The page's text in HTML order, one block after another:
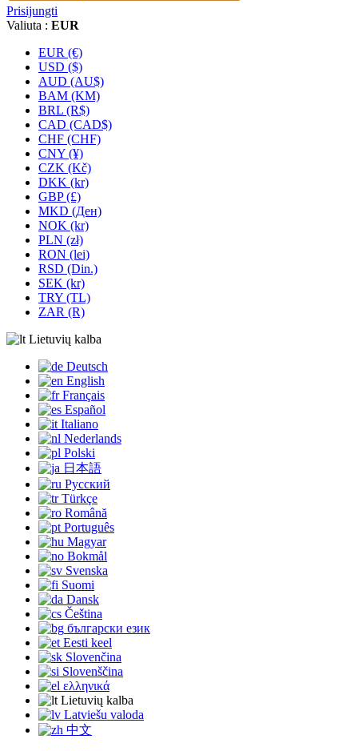
Prisijungti
Valiuta : EUR
EUR (€)
USD ($)
AUD (AU$)
BAM (KM)
BRL (R$)
CAD (CAD$)
CHF (CHF)
CNY (¥)
CZK (Kč)
DKK (kr)
GBP (£)
MKD (Ден)
NOK (kr)
PLN (zł)
RON (lei)
RSD (Din.)
SEK (kr)
TRY (TL)
ZAR (R)
Lietuvių kalba
Deutsch
English
Français
Español
Italiano
Nederlands
Polski
日本語
Русский
Türkçe
Română
Português
Magyar
Bokmål
Svenska
Suomi
Dansk
Čeština
български език
Eesti keel
Slovenčina
Slovenščina
ελληνικά
Lietuvių kalba
Latviešu valoda
中文